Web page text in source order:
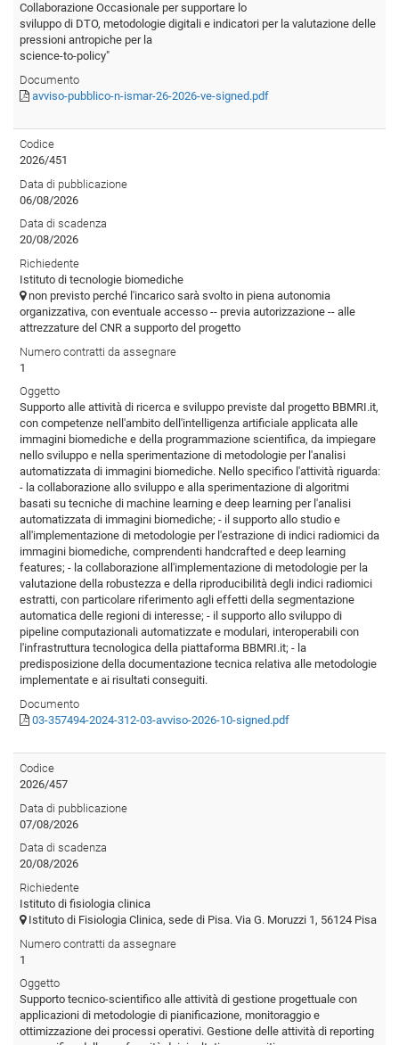
Collaborazione Occasionale per supportare lo
sviluppo di DTO, metodologie digitali e indicatori per la valutazione delle
pressioni antropiche per la
science-to-policy"
Documento
avviso-pubblico-n-ismar-26-2026-ve-signed.pdf
Codice
2026/451
Data di pubblicazione
06/08/2026
Data di scadenza
20/08/2026
Richiedente
Istituto di tecnologie biomediche
non previsto perché l'incarico sarà svolto in piena autonomia
organizzativa, con eventuale accesso -- previa autorizzazione -- alle
attrezzature del CNR a supporto del progetto
Numero contratti da assegnare
1
Oggetto
Supporto alle attività di ricerca e sviluppo previste dal progetto BBMRI.it,
con competenze nell'ambito dell'intelligenza artificiale applicata alle
immagini biomediche e della programmazione scientifica, da impiegare
nello sviluppo e nella sperimentazione di metodologie per l'analisi
automatizzata di immagini biomediche. Nello specifico l'attività riguarda:
- la collaborazione allo sviluppo e alla sperimentazione di algoritmi
basati su tecniche di machine learning e deep learning per l'analisi
automatizzata di immagini biomediche; - il supporto allo studio e
all'implementazione di metodologie per l'estrazione di indici radiomici da
immagini biomediche, comprendenti handcrafted e deep learning
features; - la collaborazione all'implementazione di metodologie per la
valutazione della robustezza e della riproducibilità degli indici radiomici
estratti, con particolare riferimento agli effetti della segmentazione
automatica delle regioni di interesse; - il supporto allo sviluppo di
pipeline computazionali automatizzate e modulari, interoperabili con
l'infrastruttura tecnologica della piattaforma BBMRI.it; - la
predisposizione della documentazione tecnica relativa alle metodologie
implementate e ai risultati conseguiti.
Documento
03-357494-2024-312-03-avviso-2026-10-signed.pdf
Codice
2026/457
Data di pubblicazione
07/08/2026
Data di scadenza
20/08/2026
Richiedente
Istituto di fisiologia clinica
Istituto di Fisiologia Clinica, sede di Pisa. Via G. Moruzzi 1, 56124 Pisa
Numero contratti da assegnare
1
Oggetto
Supporto tecnico-scientifico alle attività di gestione progettuale con
applicazioni di metodologie di pianificazione, monitoraggio e
ottimizzazione dei processi operativi. Gestione delle attività di reporting